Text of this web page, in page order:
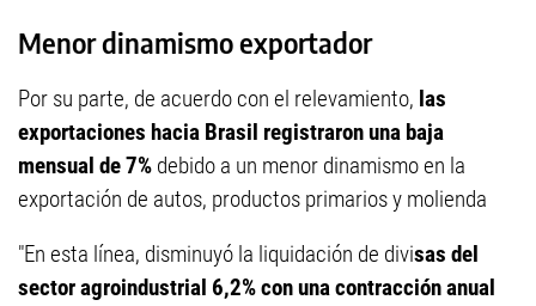
Menor dinamismo exportador
Por su parte, de acuerdo con el relevamiento, las
exportaciones hacia Brasil registraron una baja
mensual de 7% debido a un menor dinamismo en la
exportación de autos, productos primarios y molienda
"En esta línea, disminuyó la liquidación de divisas del
sector agroindustrial 6,2% con una contracción anual